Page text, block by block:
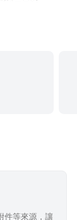
件等來源，讓